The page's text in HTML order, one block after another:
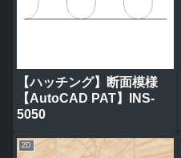
【ハッチング】断面模様
【AutoCAD PAT】INS-
5050
2D